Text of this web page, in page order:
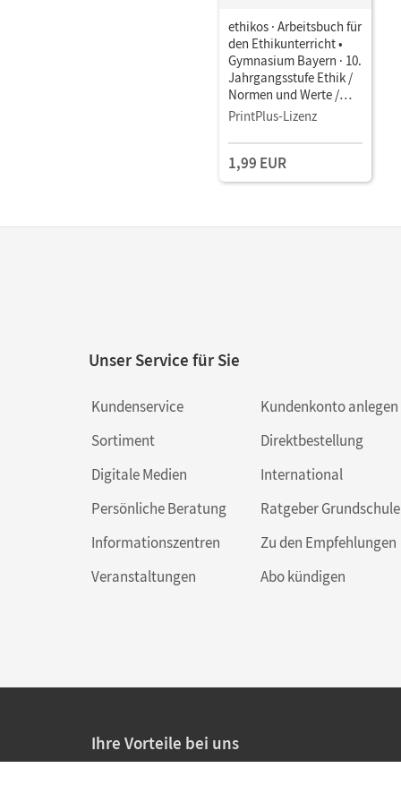
ethikos · Arbeitsbuch für
den Ethikunterricht •
Gymnasium Bayern · 10.
Jahrgangsstufe Ethik /
Normen und Werte /
LER • Schulbuch als E-
PrintPlus-Lizenz
1,99 EUR
Unser Service für Sie
Kundenservice
Sortiment
Digitale Medien
Persönliche Beratung
Informationszentren
Veranstaltungen
Kundenkonto anlegen
Direktbestellung
International
Ratgeber Grundschule
Zu den Empfehlungen
Abo kündigen
Ihre Vorteile bei uns